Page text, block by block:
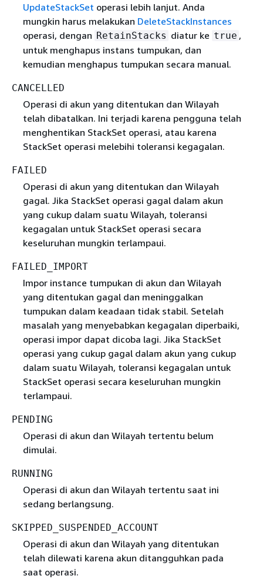
UpdateStackSet operasi lebih lanjut. Anda
mungkin harus melakukan DeleteStackInstances
operasi, dengan RetainStacks diatur ke true ,
untuk menghapus instans tumpukan, dan
kemudian menghapus tumpukan secara manual.
CANCELLED
Operasi di akun yang ditentukan dan Wilayah
telah dibatalkan. Ini terjadi karena pengguna telah
menghentikan StackSet operasi, atau karena
StackSet operasi melebihi toleransi kegagalan.
FAILED
Operasi di akun yang ditentukan dan Wilayah
gagal. Jika StackSet operasi gagal dalam akun
yang cukup dalam suatu Wilayah, toleransi
kegagalan untuk StackSet operasi secara
keseluruhan mungkin terlampaui.
FAILED_IMPORT
Impor instance tumpukan di akun dan Wilayah
yang ditentukan gagal dan meninggalkan
tumpukan dalam keadaan tidak stabil. Setelah
masalah yang menyebabkan kegagalan diperbaiki,
operasi impor dapat dicoba lagi. Jika StackSet
operasi yang cukup gagal dalam akun yang cukup
dalam suatu Wilayah, toleransi kegagalan untuk
StackSet operasi secara keseluruhan mungkin
terlampaui.
PENDING
Operasi di akun dan Wilayah tertentu belum
dimulai.
RUNNING
Operasi di akun dan Wilayah tertentu saat ini
sedang berlangsung.
SKIPPED_SUSPENDED_ACCOUNT
Operasi di akun dan Wilayah yang ditentukan
telah dilewati karena akun ditangguhkan pada
saat operasi.